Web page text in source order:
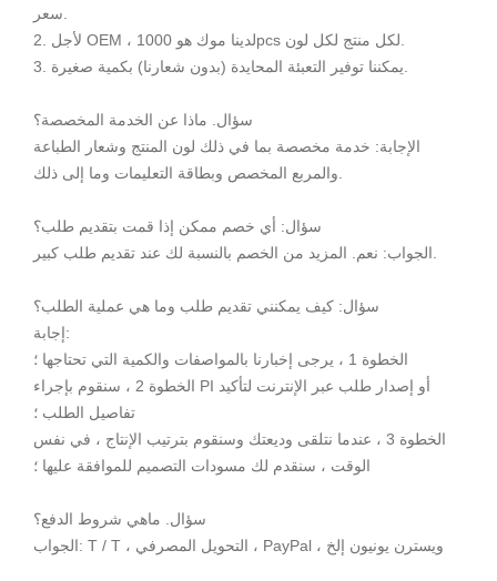
سؤال. ماذا عن الخدمة المخصصة؟
الإجابة: خدمة مخصصة بما في ذلك لون المنتج وشعار الطباعة
سؤال: أي خصم ممكن إذا قمت بتقديم طلب؟
سؤال: كيف يمكنني تقديم طلب وما هي عملية الطلب؟
إجابة:
الخطوة 1 ، يرجى إخبارنا بالمواصفات والكمية التي تحتاجها ؛
الخطوة 2 ، سنقوم بإجراء PI أو إصدار طلب عبر الإنترنت لتأكيد
تفاصيل الطلب ؛
الخطوة 3 ، عندما نتلقى وديعتك وسنقوم بترتيب الإنتاج ، في نفس
الوقت ، سنقدم لك مسودات التصميم للموافقة عليها ؛
سؤال. ماهي شروط الدفع؟
الجواب: T / T ، التحويل المصرفي ، PayPal ، ويسترن يونيون إلخ